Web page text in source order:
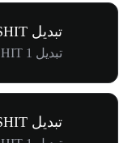
تبدیل SHIT به ZAR
تبدیل 1 SHIT به R0.000007
تبدیل SHIT به IQD